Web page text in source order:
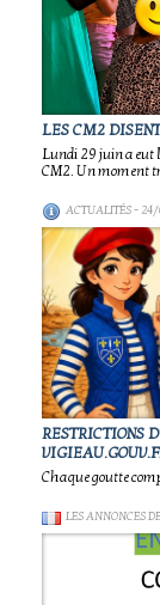
LES CM2
Lundi 29 juin a eut
CM2. Un moment
ACTUALITÉS- 24/
RESTRICTIONS
Chaque goutte
LES ANNONCES